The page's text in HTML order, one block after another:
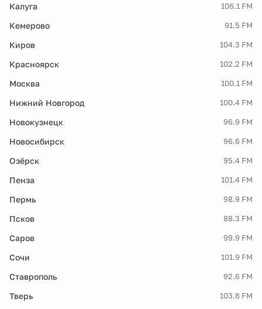
Калуга 106.1 FM
Кемерово 91.5 FM
Киров 104.3 FM
Красноярск 102.2 FM
Москва 100.1 FM
Нижний Новгород 100.4 FM
Новокузнецк 96.9 FM
Новосибирск 96.6 FM
Озёрск 95.4 FM
Пенза 101.4 FM
Пермь 98.9 FM
Псков 88.3 FM
Саров 99.9 FM
Сочи 101.9 FM
Ставрополь 92.6 FM
Тверь 103.8 FM